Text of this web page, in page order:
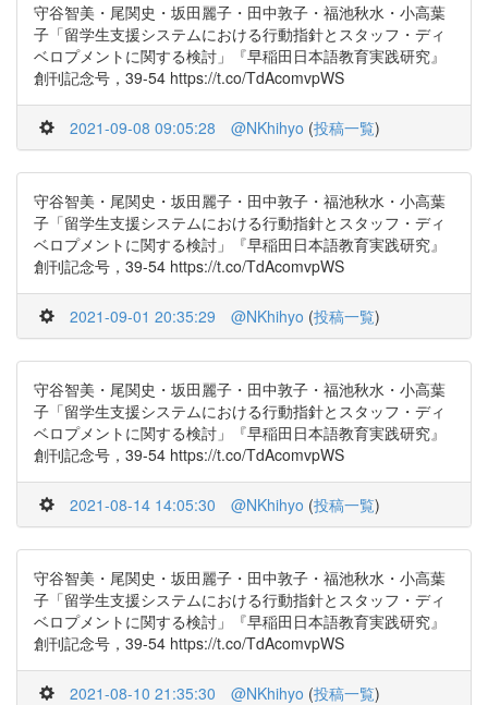
守谷智美・尾関史・坂田麗子・田中敦子・福池秋水・小高葉
子「留学生支援システムにおける行動指針とスタッフ・ディ
ベロプメントに関する検討」『早稲田日本語教育実践研究』
創刊記念号，39-54 https://t.co/TdAcomvpWS
2021-09-08 09:05:28 @NKhihyo (投稿一覧)
守谷智美・尾関史・坂田麗子・田中敦子・福池秋水・小高葉
子「留学生支援システムにおける行動指針とスタッフ・ディ
ベロプメントに関する検討」『早稲田日本語教育実践研究』
創刊記念号，39-54 https://t.co/TdAcomvpWS
2021-09-01 20:35:29 @NKhihyo (投稿一覧)
守谷智美・尾関史・坂田麗子・田中敦子・福池秋水・小高葉
子「留学生支援システムにおける行動指針とスタッフ・ディ
ベロプメントに関する検討」『早稲田日本語教育実践研究』
創刊記念号，39-54 https://t.co/TdAcomvpWS
2021-08-14 14:05:30 @NKhihyo (投稿一覧)
守谷智美・尾関史・坂田麗子・田中敦子・福池秋水・小高葉
子「留学生支援システムにおける行動指針とスタッフ・ディ
ベロプメントに関する検討」『早稲田日本語教育実践研究』
創刊記念号，39-54 https://t.co/TdAcomvpWS
2021-08-10 21:35:30 @NKhihyo (投稿一覧)